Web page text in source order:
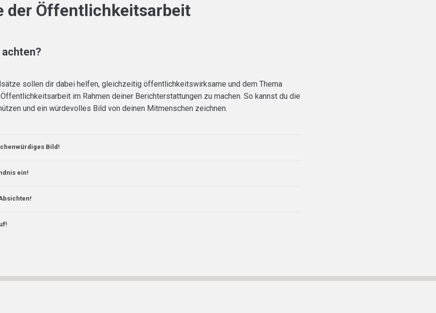
der Öffentlichkeitsarbeit
sollen dir dabei helfen, gleichzeitig öffentlichkeitswirksame und dem Thema
im Rahmen deiner Berichterstattungen zu machen. So kannst du die
und ein würdevolles Bild von deinen Mitmenschen zeichnen.
Bild!
ein!